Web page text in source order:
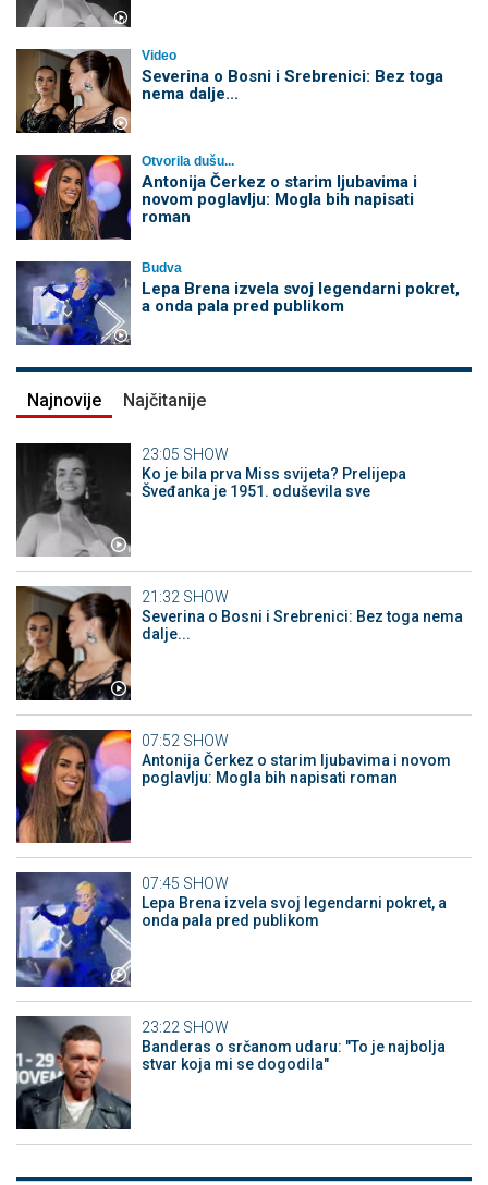
Video
Severina o Bosni i Srebrenici: Bez toga
nema dalje...
Otvorila dušu...
Antonija Čerkez o starim ljubavima i
novom poglavlju: Mogla bih napisati
roman
Budva
Lepa Brena izvela svoj legendarni pokret,
a onda pala pred publikom
Najnovije Najčitanije
23:05 SHOW
Ko je bila prva Miss svijeta? Prelijepa
Šveđanka je 1951. oduševila sve
21:32 SHOW
Severina o Bosni i Srebrenici: Bez toga nema
dalje...
07:52 SHOW
Antonija Čerkez o starim ljubavima i novom
poglavlju: Mogla bih napisati roman
07:45 SHOW
Lepa Brena izvela svoj legendarni pokret, a
onda pala pred publikom
23:22 SHOW
Banderas o srčanom udaru: "To je najbolja
stvar koja mi se dogodila"